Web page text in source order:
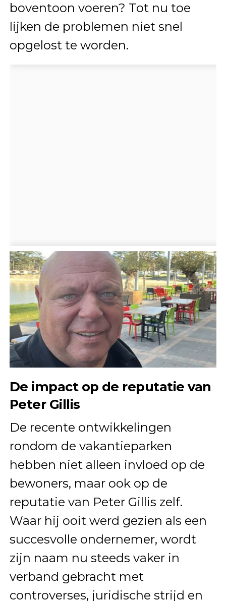
boventoon voeren? Tot nu toe
lijken de problemen niet snel
opgelost te worden.
De impact op de reputatie van
Peter Gillis
De recente ontwikkelingen
rondom de vakantieparken
hebben niet alleen invloed op de
bewoners, maar ook op de
reputatie van Peter Gillis zelf.
Waar hij ooit werd gezien als een
succesvolle ondernemer, wordt
zijn naam nu steeds vaker in
verband gebracht met
controverses, juridische strijd en